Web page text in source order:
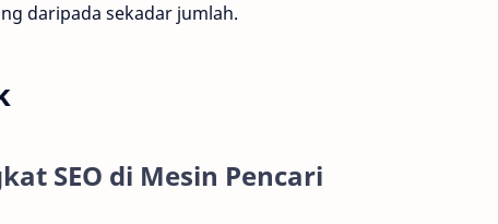
daripada sekadar jumlah.
SEO di Mesin Pencari